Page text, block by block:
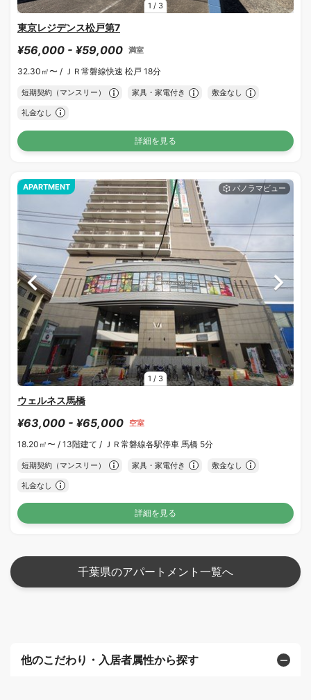
1 / 3
東京レジデンス松戸第7
¥56,000 - ¥59,000 満室
32.30㎡〜 / ＪＲ常磐線快速 松戸 18分
短期契約（マンスリー） 家具・家電付き 敷金なし
礼金なし
詳細を見る
1 / 3
APARTMENT
ウェルネス馬橋
¥63,000 - ¥65,000 空室
18.20㎡〜 / 13階建て / ＪＲ常磐線各駅停車 馬橋 5分
短期契約（マンスリー） 家具・家電付き 敷金なし
礼金なし
詳細を見る
千葉県のアパートメント一覧へ
他のこだわり・入居者属性から探す